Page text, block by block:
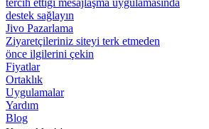
tercih ettiği mesajlaşma uygulamasında
destek sağlayın
Jivo Pazarlama
Ziyaretçileriniz siteyi terk etmeden
önce ilgilerini çekin
Fiyatlar
Ortaklık
Uygulamalar
Yardım
Blog